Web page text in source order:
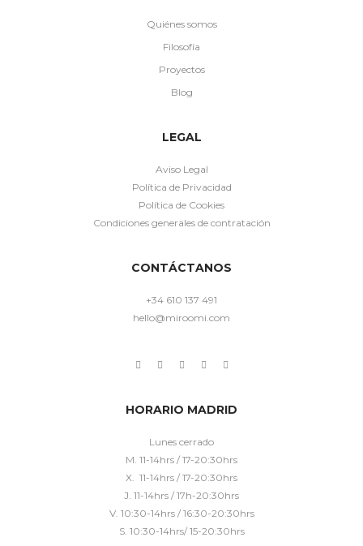
Quiénes somos
Filosofía
Proyectos
Blog
LEGAL
Aviso Legal
Política de Privacidad
Política de Cookies
Condiciones generales de contratación
CONTÁCTANOS
+34 610 137 491
hello@miroomi.com
HORARIO MADRID
Lunes cerrado
M. 11-14hrs / 17-20:30hrs
X. 11-14hrs / 17-20:30hrs
J. 11-14hrs / 17h-20:30hrs
V. 10:30-14hrs / 16:30-20:30hrs
S. 10:30-14hrs/ 15-20:30hrs